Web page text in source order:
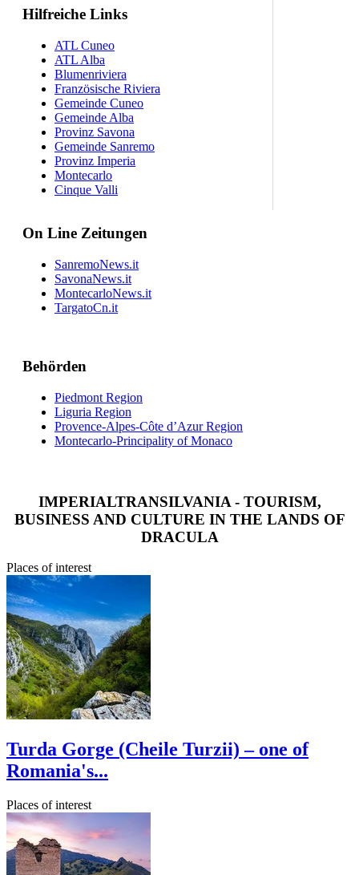
Hilfreiche Links
ATL Cuneo
ATL Alba
Blumenriviera
Französische Riviera
Gemeinde Cuneo
Gemeinde Alba
Provinz Savona
Gemeinde Sanremo
Provinz Imperia
Montecarlo
Cinque Valli
On Line Zeitungen
SanremoNews.it
SavonaNews.it
MontecarloNews.it
TargatoCn.it
Behörden
Piedmont Region
Liguria Region
Provence-Alpes-Côte d’Azur Region
Montecarlo-Principality of Monaco
IMPERIALTRANSILVANIA - TOURISM,
BUSINESS AND CULTURE IN THE LANDS OF
DRACULA
Places of interest
Turda Gorge (Cheile Turzii) – one of
Romania's...
Places of interest